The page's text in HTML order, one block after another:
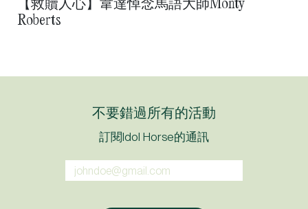
Roberts
不要錯過所有的活動
訂閱Idol Horse的通訊